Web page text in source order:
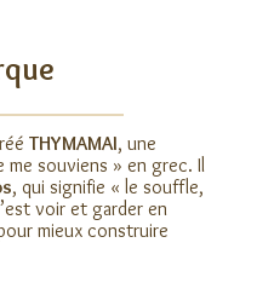
THYMAMAI, une
me souviens » en grec. Il
, qui signifie « le souffle,
voir et garder en
mieux construire